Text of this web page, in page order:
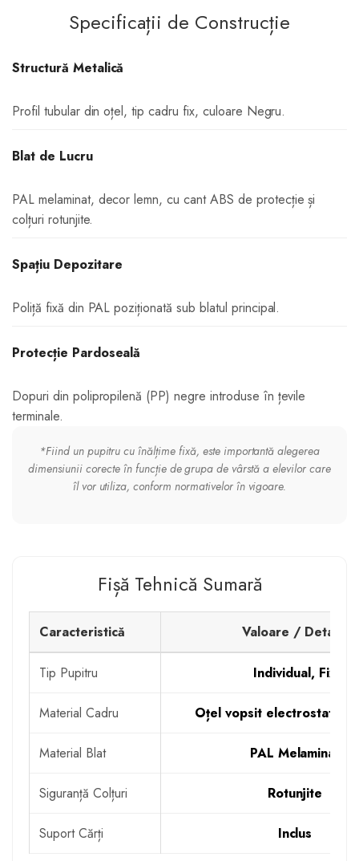
Specificații de Construcție
Structură Metalică
Profil tubular din oțel, tip cadru fix, culoare Negru.
Blat de Lucru
PAL melaminat, decor lemn, cu cant ABS de protecție și
colțuri rotunjite.
Spațiu Depozitare
Poliță fixă din PAL poziționată sub blatul principal.
Protecție Pardoseală
Dopuri din polipropilenă (PP) negre introduse în țevile
terminale.
*Fiind un pupitru cu înălțime fixă, este importantă alegerea
dimensiunii corecte în funcție de grupa de vârstă a elevilor care
îl vor utiliza, conform normativelor în vigoare.
Fișă Tehnică Sumară
Caracteristică Valoare / Detaliu
Tip Pupitru Individual, Fix
Material Cadru Oțel vopsit electrostatic
Material Blat PAL Melaminat
Siguranță Colțuri Rotunjite
Suport Cărți Inclus